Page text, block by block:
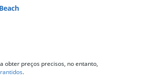
obter preços precisos, no entanto,
.